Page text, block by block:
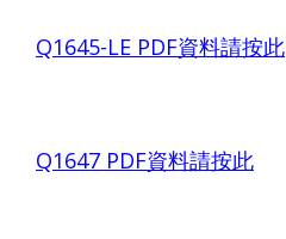
Q1645-LE PDF資料請按此
Q1647 PDF資料請按此